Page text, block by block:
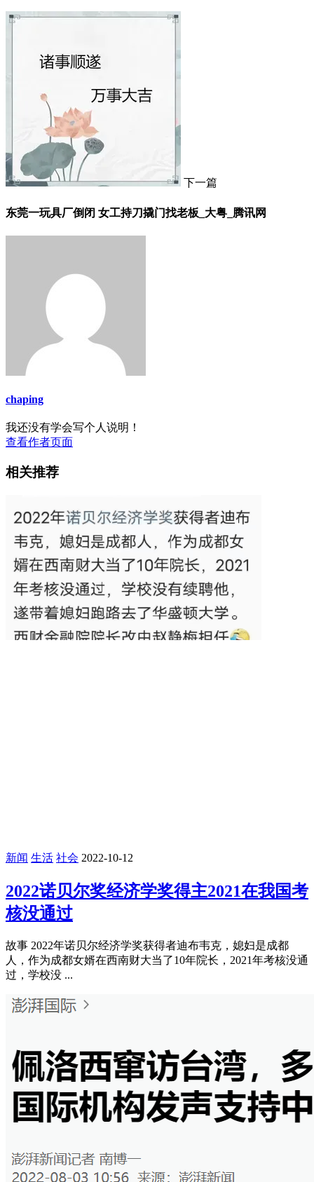
下一篇
东莞一玩具厂倒闭 女工持刀撬门找老板_大粤_腾讯网
chaping
我还没有学会写个人说明！
查看作者页面
相关推荐
新闻 生活 社会 2022-10-12
2022诺贝尔奖经济学奖得主2021在我国考
核没通过
故事 2022年诺贝尔经济学奖获得者迪布韦克，媳妇是成都
人，作为成都女婿在西南财大当了10年院长，2021年考核没通
过，学校没 ...